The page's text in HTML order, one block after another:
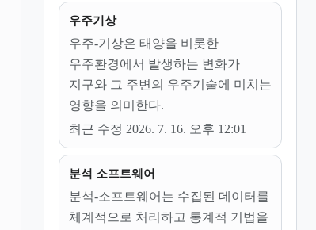
우주기상
우주-기상은 태양을 비롯한
우주환경에서 발생하는 변화가
지구와 그 주변의 우주기술에 미치는
영향을 의미한다.
최근 수정 2026. 7. 16. 오후 12:01
분석 소프트웨어
분석-소프트웨어는 수집된 데이터를
체계적으로 처리하고 통계적 기법을